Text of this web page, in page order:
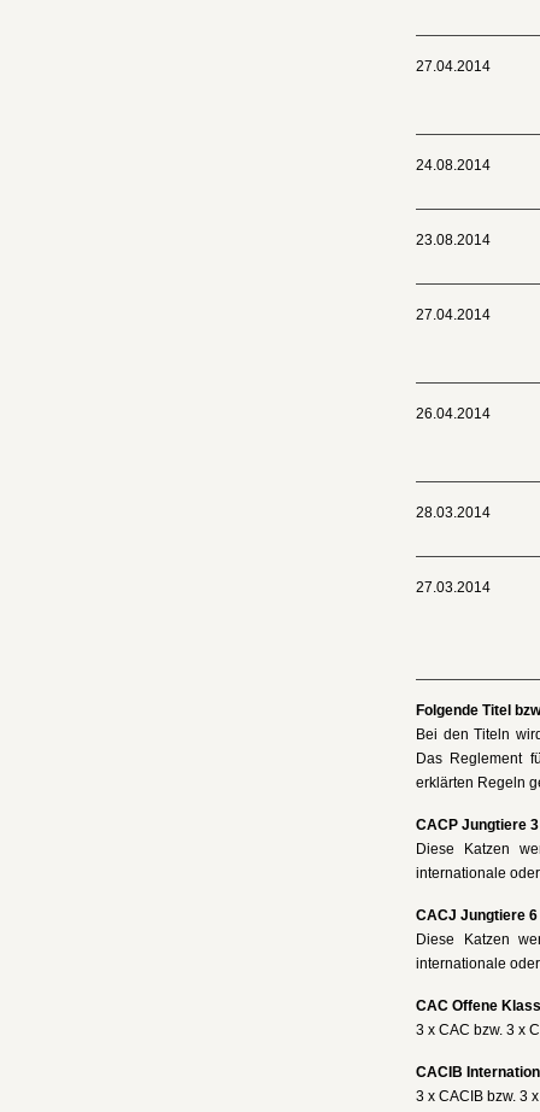
27.04.2014
24.08.2014
23.08.2014
27.04.2014
26.04.2014
28.03.2014
27.03.2014
Folgende Titel
Bei den Titeln
Das Reglement
erklärten Regeln
CACP Jungtiere
Diese Katzen
internationale
CACJ Jungtiere 6
Diese Katzen
internationale
CAC Offene
3 x CAC bzw. 3 x
CACIB
3 x CACIB bzw. 3